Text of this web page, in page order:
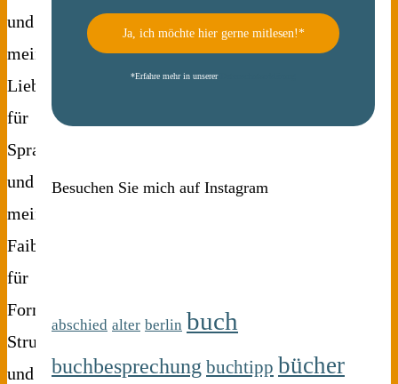
und
meine
Liebe
für
Sprache
und
mein
Faible
für
Formen,
Strukturen
und
*Erfahre mehr in unserer
Besuchen Sie mich auf Instagram
abschied alter berlin buch
buchbesprechung buchtipp bücher